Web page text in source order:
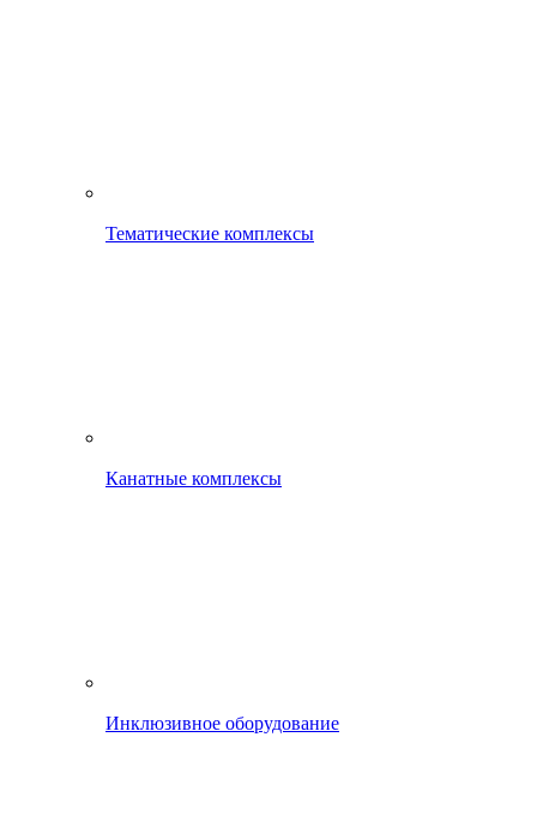
Тематические комплексы
Канатные комплексы
Инклюзивное оборудование